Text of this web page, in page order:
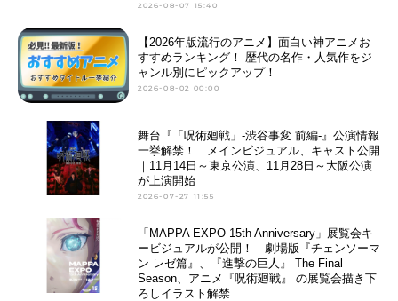
2026-08-07 15:40
【2026年版流行のアニメ】面白い神アニメお
すすめランキング！ 歴代の名作・人気作をジ
ャンル別にピックアップ！
2026-08-02 00:00
舞台『「呪術廻戦」-渋谷事変 前編-』公演情報
一挙解禁！ メインビジュアル、キャスト公開
｜11月14日～東京公演、11月28日～大阪公演
が上演開始
2026-07-27 11:55
「MAPPA EXPO 15th Anniversary」展覧会キ
ービジュアルが公開！ 劇場版『チェンソーマ
ン レゼ篇』、『進撃の巨人』 The Final
Season、アニメ『呪術廻戦』 の展覧会描き下
ろしイラスト解禁